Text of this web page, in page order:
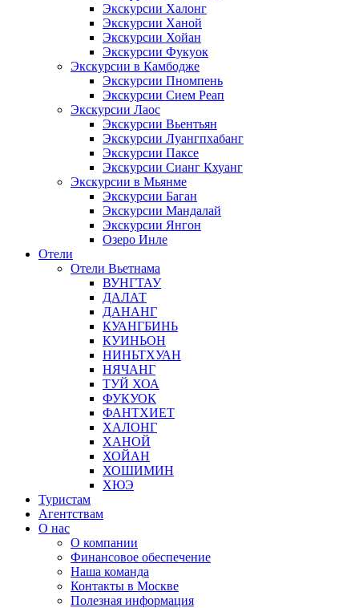
Экскурсии Халонг
Экскурсии Ханой
Экскурсии Хойан
Экскурсии Фукуок
Экскурсии в Камбодже
Экскурсии Пномпень
Экскурсии Сием Реап
Экскурсии Лаос
Экскурсии Вьентьян
Экскурсии Луангпхабанг
Экскурсии Паксе
Экскурсии Сианг Кхуанг
Экскурсии в Мьянме
Экскурсии Баган
Экскурсии Мандалай
Экскурсии Янгон
Озеро Инле
Отели
Отели Вьетнама
ВУНГТАУ
ДАЛАТ
ДАНАНГ
КУАНГБИНЬ
КУИНЬОН
НИНЬТХУАН
НЯЧАНГ
ТУЙ ХОА
ФУКУОК
ФАНТХИЕТ
ХАЛОНГ
ХАНОЙ
ХОЙАН
ХОШИМИН
ХЮЭ
Туристам
Агентствам
О нас
О компании
Финансовое обеспечение
Наша команда
Контакты в Москве
Полезная информация